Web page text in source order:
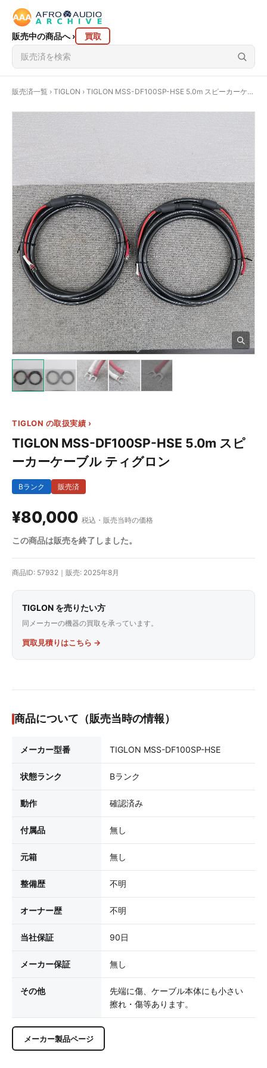
販売中の商品へ› 買取
販売済一覧 › TIGLON › TIGLON MSS-DF100SP-HSE 5.0m スピーカーケーブル ティグロン @57932
TIGLON の取扱実績 ›
TIGLON MSS-DF100SP-HSE 5.0m スピ
ーカーケーブル ティグロン
販売済
Bランク
¥80,000 税込・販売当時の価格
この商品は販売を終了しました。
商品ID: 57932｜販売: 2025年8月
TIGLON を売りたい方
同メーカーの機器の買取を承っています。
買取見積りはこちら →
商品について（販売当時の情報）
メーカー型番 TIGLON MSS-DF100SP-HSE
状態ランク Bランク
動作 確認済み
付属品 無し
元箱 無し
整備歴 不明
オーナー歴 不明
当社保証 90日
メーカー保証 無し
その他
先端に傷、ケーブル本体にも小さい
擦れ・傷等あります。
メーカー製品ページ